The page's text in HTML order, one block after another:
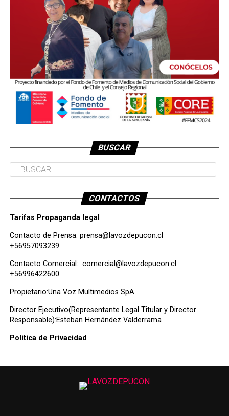
BUSCAR
CONTACTOS
Tarifas Propaganda legal
Contacto de Prensa: prensa@lavozdepucon.cl
+56957093239.
Contacto Comercial: comercial@lavozdepucon.cl
+56996422600
Propietario:Una Voz Multimedios SpA.
Director Ejecutivo(Representante Legal Titular y Director
Responsable):Esteban Hernández Valderrama
Politica de Privacidad